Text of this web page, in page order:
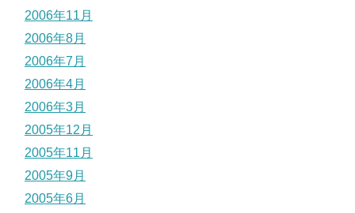
2006年11月
2006年8月
2006年7月
2006年4月
2006年3月
2005年12月
2005年11月
2005年9月
2005年6月